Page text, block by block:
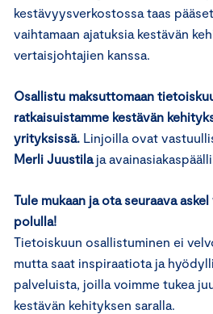
kestävyysverkostossa taas
vaihtamaan ajatuksia kestävän
vertaisjohtajien kanssa.
Osallistu maksuttomaan
ratkaisuistamme kestävän
yrityksissä. Linjoilla ovat
Merli Juustilaja
Tule mukaan ja ota seuraava
polulla!
Tietoiskuun osallistuminen ei
mutta saat inspiraatiota ja
palveluista, joilla voimme tukea
kestävän kehityksen saralla.